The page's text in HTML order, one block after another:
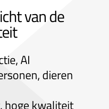
van de
AI
dieren
hoge kwaliteit